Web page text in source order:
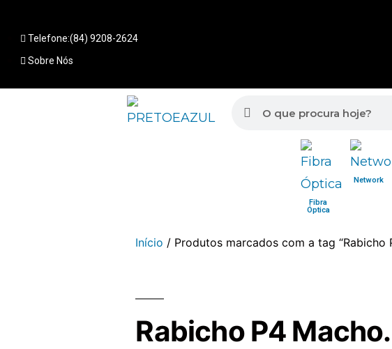
Telefone:(84) 9208-2624
Sobre Nós
Fibra
Óptica
Network
Início / Produtos marcados com a tag “Rabicho
Rabicho P4 Macho.